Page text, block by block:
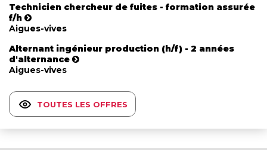
Technicien chercheur de fuites - formation assurée
f/h
Aigues-vives
Alternant ingénieur production (h/f) - 2 années
d'alternance
Aigues-vives
TOUTES LES OFFRES